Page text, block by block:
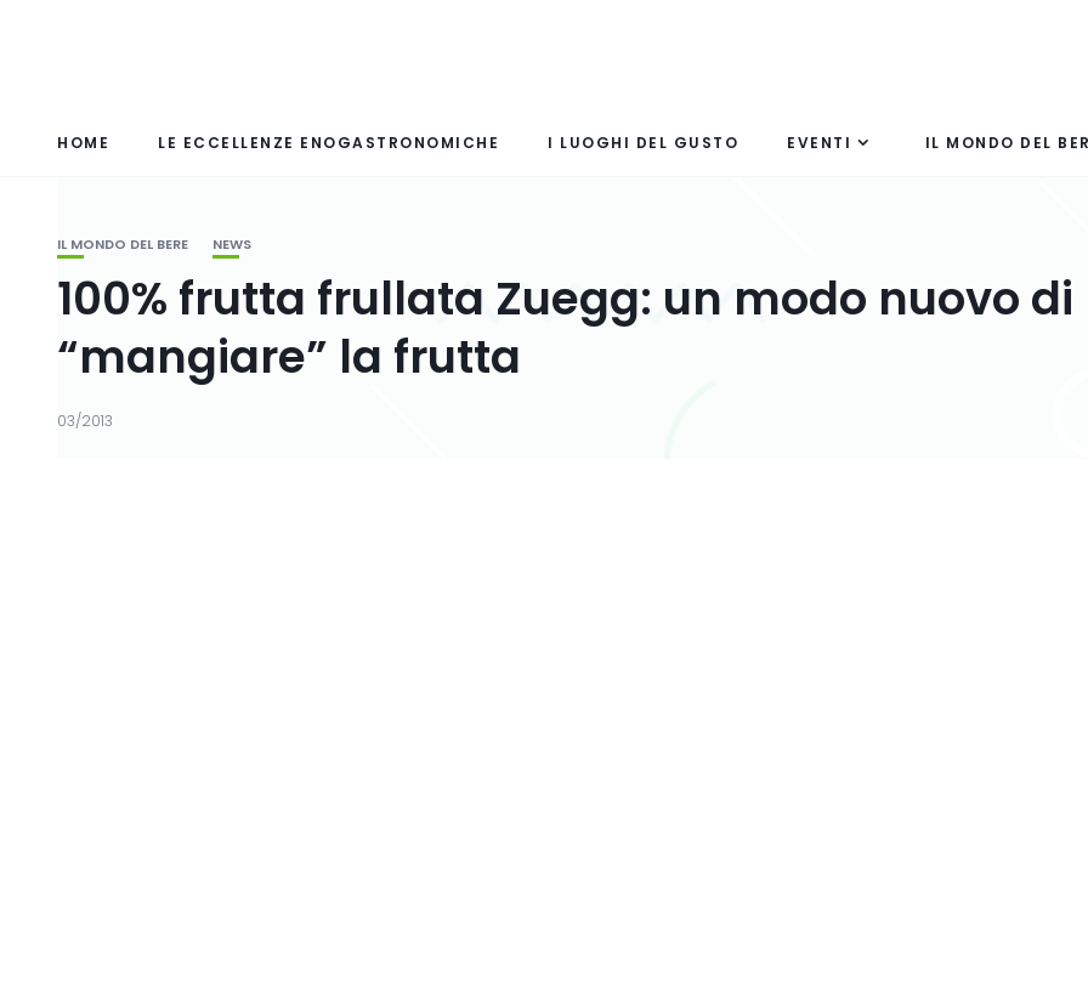
HOME LE ECCELLENZE ENOGASTRONOMICHE I LUOGHI DEL GUSTO EVENTI IL MONDO DEL
IL MONDO DEL BERE NEWS
100% frutta frullata Zuegg: un modo nuovo di
“mangiare” la frutta
03/2013